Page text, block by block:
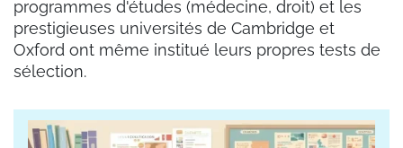
programmes d'études (médecine, droit) et les
prestigieuses universités de Cambridge et
Oxford ont même institué leurs propres tests de
sélection.